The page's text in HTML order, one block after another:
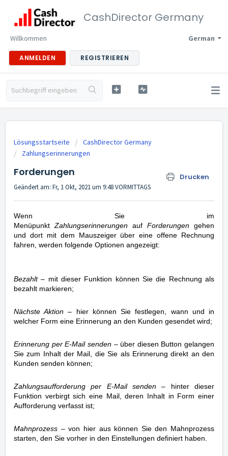
CashDirector Germany
German
Willkommen
ANMELDEN REGISTRIEREN
Lösungsstartseite
CashDirector Germany
Zahlungserinnerungen
Forderungen Drucken
Geändert am: Fr, 1 Okt, 2021 um 9:48 VORMITTAGS
Wenn Sie im
Menüpunkt Zahlungserinnerungen auf Forderungen gehen
und dort mit dem Mauszeiger über eine offene Rechnung
fahren, werden folgende Optionen angezeigt:
Bezahlt – mit dieser Funktion können Sie die Rechnung als
bezahlt markieren;
Nächste Aktion – hier können Sie festlegen, wann und in
welcher Form eine Erinnerung an den Kunden gesendet wird;
Erinnerung per E-Mail senden – über diesen Button gelangen
Sie zum Inhalt der Mail, die Sie als Erinnerung direkt an den
Kunden senden können;
Zahlungsaufforderung per E-Mail senden – hinter dieser
Funktion verbirgt sich eine Mail, deren Inhalt in Form einer
Aufforderung verfasst ist;
Mahnprozess – von hier aus können Sie den Mahnprozess
starten, den Sie vorher in den Einstellungen definiert haben.